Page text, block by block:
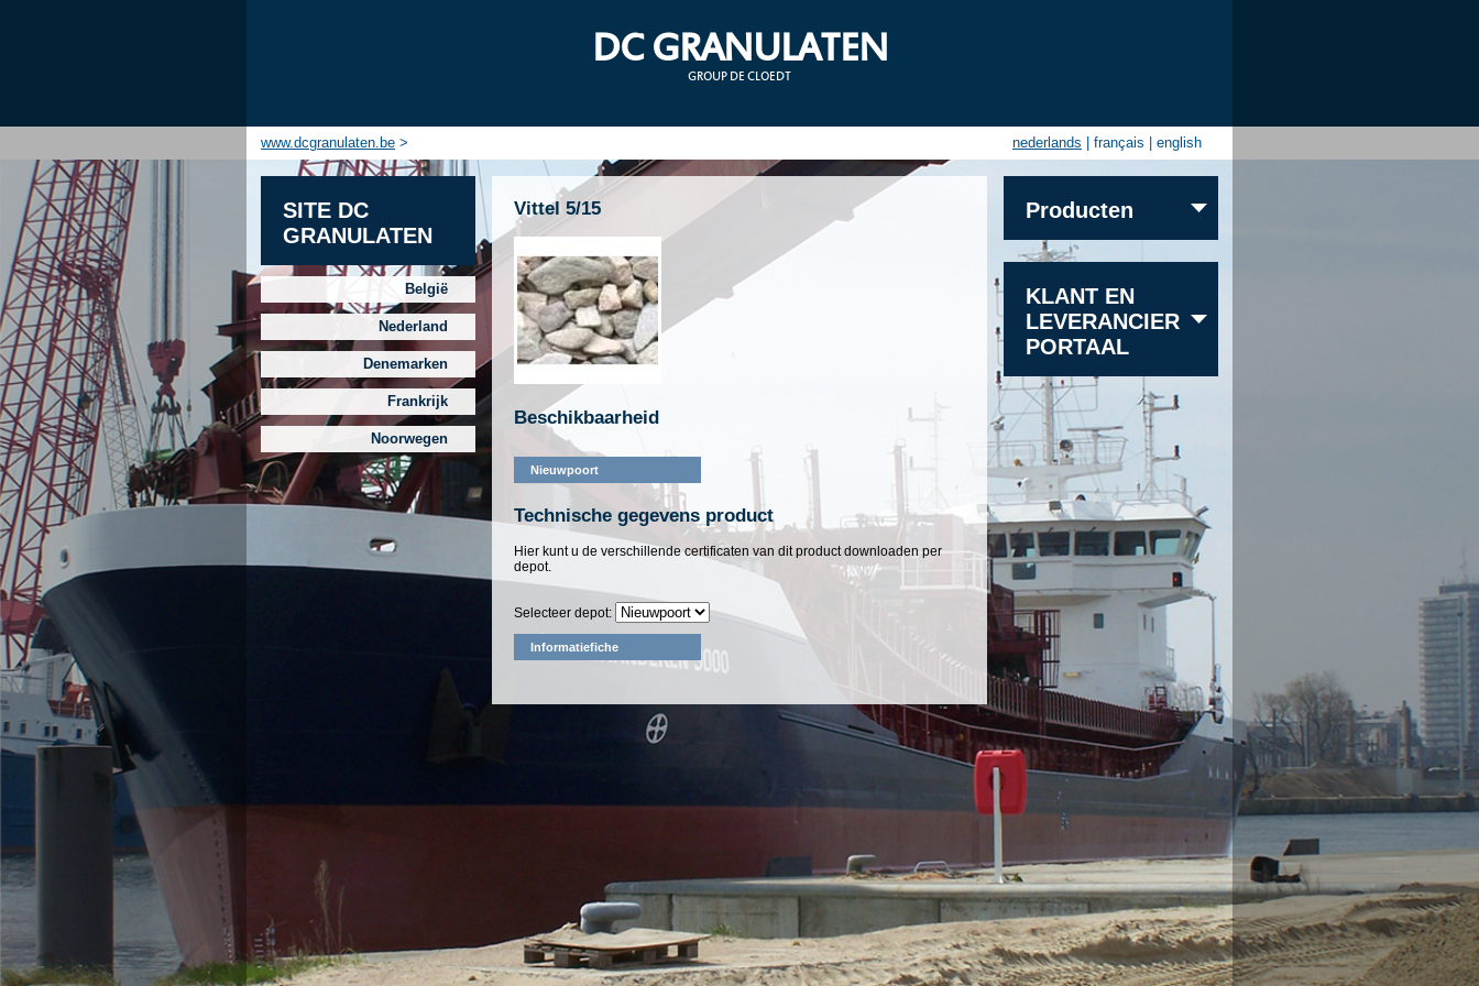
DC GRANULATEN
GROUP DE CLOEDT
www.dcgranulaten.be > nederlands français english
SITE DC
GRANULATEN
België
Nederland
Denemarken
Frankrijk
Noorwegen
Vittel 5/15
Beschikbaarheid
Nieuwpoort
Technische gegevens product
Hier kunt u de verschillende certificaten van dit product downloaden per
depot.
Selecteer depot:
Informatiefiche
Producten
Zand
Grind
Graniet
Kalksteen
Zandsteen
Overige
Cement
Siergranulaten
KLANT EN
LEVERANCIER
PORTAAL